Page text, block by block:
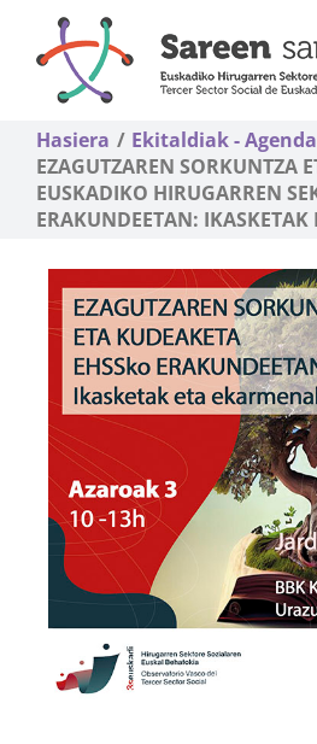
content
Hasiera
Ekitaldiak - Agenda
EZAGUTZAREN SORKUNTZA
EUSKADIKO HIRUGARREN
ERAKUNDEETAN: IKASKETAK